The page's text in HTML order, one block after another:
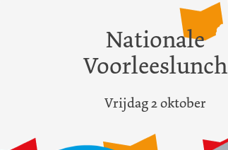
Nationale
Voorleeslunch
Vrijdag 2 oktober